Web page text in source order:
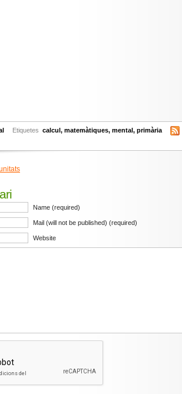
Etiquetes calcul, matemàtiques, mental, primària
Name (required)
Mail (will not be published) (required)
Website